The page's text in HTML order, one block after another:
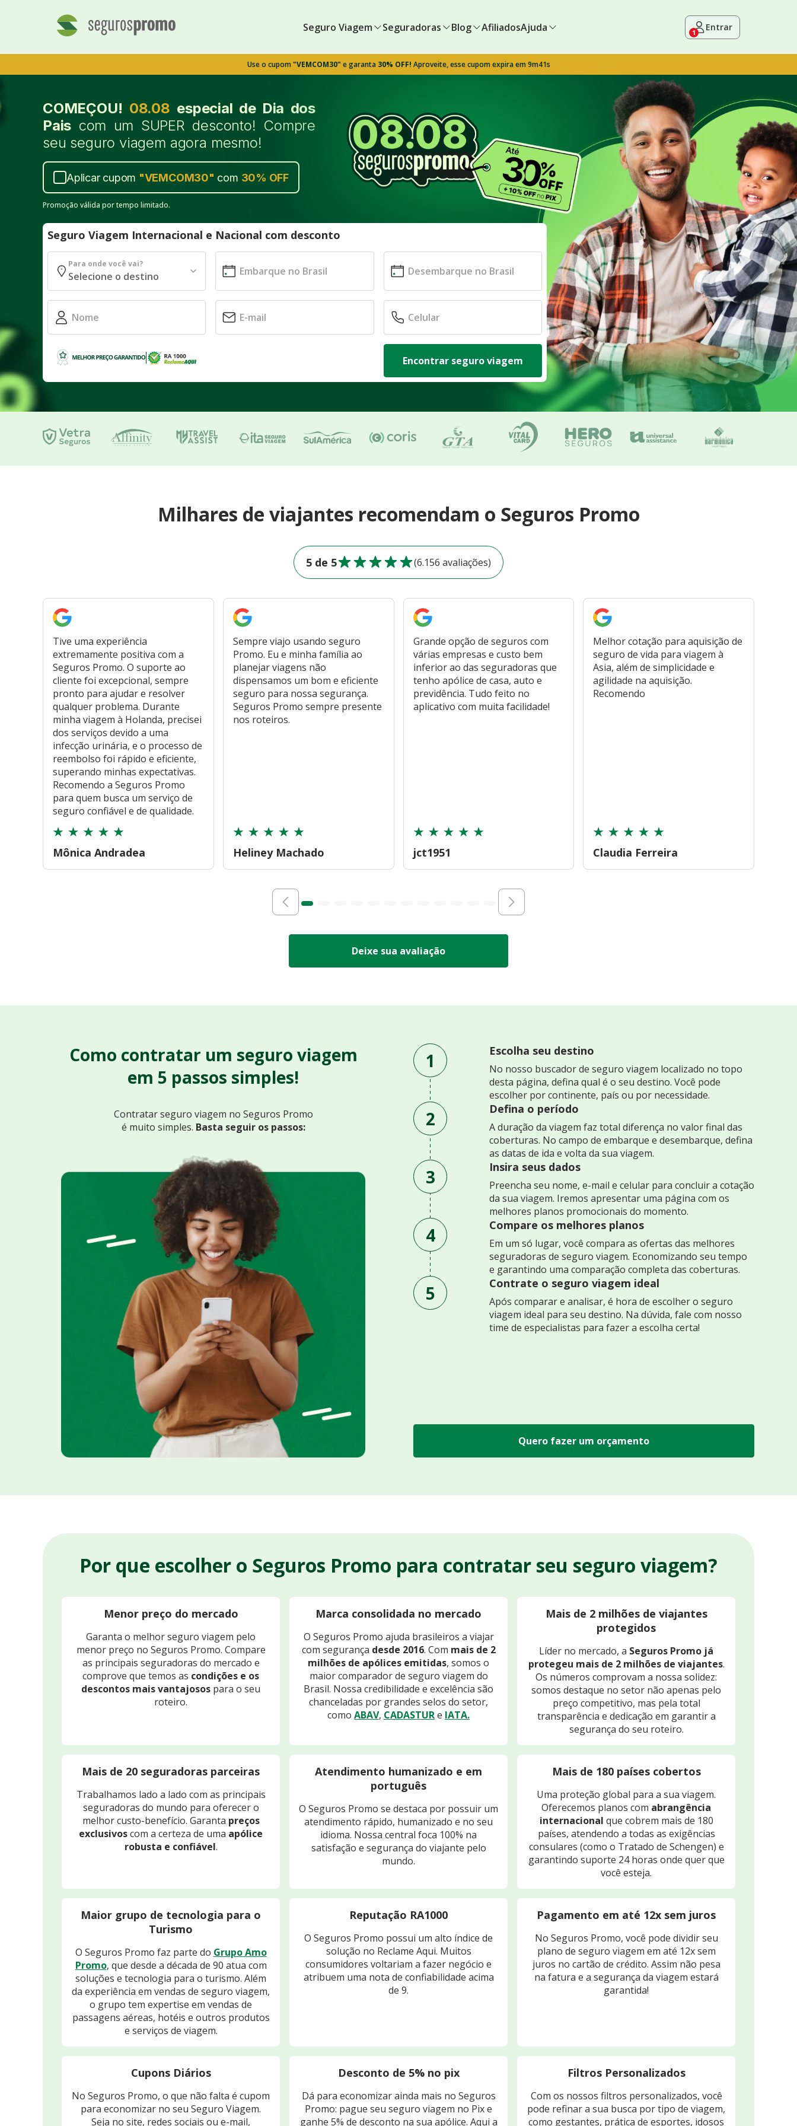
Seguro Viagem Seguradoras Blog AfiliadosAjuda 1 Entrar
Use o cupom"VEMCOM30" e garanta 30% OFF! Aproveite, esse cupom expira em 9m40s
COMEÇOU! 08.08 especial de Dia dos
Pais com um SUPER desconto! Compre
seu seguro viagem agora mesmo!
Aplicar cupom "VEMCOM30" com 30% OFF
Promoção válida por tempo limitado.
Seguro Viagem Internacional e Nacional com desconto
Para onde você vai?
Encontrar seguro viagem
Milhares de viajantes recomendam o Seguros Promo
5 de 5 (6.156 avaliações)
Tive uma experiência
extremamente positiva com a
Seguros Promo. O suporte ao
cliente foi excepcional, sempre
pronto para ajudar e resolver
qualquer problema. Durante
minha viagem à Holanda, precisei
dos serviços devido a uma
infecção urinária, e o processo de
reembolso foi rápido e eficiente,
superando minhas expectativas.
Recomendo a Seguros Promo
para quem busca um serviço de
seguro confiável e de qualidade.
Mônica Andradea
Sempre viajo usando seguro
Promo. Eu e minha família ao
planejar viagens não
dispensamos um bom e eficiente
seguro para nossa segurança.
Seguros Promo sempre presente
nos roteiros.
Heliney Machado
Grande opção de seguros com
várias empresas e custo bem
inferior ao das seguradoras que
tenho apólice de casa, auto e
previdência. Tudo feito no
aplicativo com muita facilidade!
jct1951
Melhor cotação para aquisição de
seguro de vida para viagem à
Asia, além de simplicidade e
agilidade na aquisição.
Recomendo
Claudia Ferreira
Deixe sua avaliação
Como contratar um seguro viagem
em 5 passos simples!
Contratar seguro viagem no Seguros Promo
é muito simples. Basta seguir os passos:
1 Escolha seu destino
No nosso buscador de seguro viagem localizado no topo
desta página, defina qual é o seu destino. Você pode
escolher por continente, país ou por necessidade.
2 Defina o período
A duração da viagem faz total diferença no valor final das
coberturas. No campo de embarque e desembarque, defina
as datas de ida e volta da sua viagem.
3 Insira seus dados
Preencha seu nome, e-mail e celular para concluir a cotação
da sua viagem. Iremos apresentar uma página com os
melhores planos promocionais do momento.
4 Compare os melhores planos
Em um só lugar, você compara as ofertas das melhores
seguradoras de seguro viagem. Economizando seu tempo
e garantindo uma comparação completa das coberturas.
5 Contrate o seguro viagem ideal
Após comparar e analisar, é hora de escolher o seguro
viagem ideal para seu destino. Na dúvida, fale com nosso
time de especialistas para fazer a escolha certa!
Quero fazer um orçamento
Por que escolher o Seguros Promo para contratar seu seguro viagem?
Menor preço do mercado
Garanta o melhor seguro viagem pelo
menor preço no Seguros Promo. Compare
as principais seguradoras do mercado e
comprove que temos as condições e os
descontos mais vantajosos para o seu
roteiro.
Marca consolidada no mercado
O Seguros Promo ajuda brasileiros a viajar
com segurança desde 2016. Com mais de 2
milhões de apólices emitidas, somos o
maior comparador de seguro viagem do
Brasil. Nossa credibilidade e excelência são
chanceladas por grandes selos do setor,
como ABAV, CADASTURe IATA.
Mais de 2 milhões de viajantes
protegidos
Líder no mercado, a Seguros Promo já
protegeu mais de 2 milhões de viajantes.
Os números comprovam a nossa solidez:
somos destaque no setor não apenas pelo
preço competitivo, mas pela total
transparência e dedicação em garantir a
segurança do seu roteiro.
Mais de 20 seguradoras parceiras
Trabalhamos lado a lado com as principais
seguradoras do mundo para oferecer o
melhor custo-benefício. Garanta preços
exclusivoscom a certeza de uma apólice
robusta e confiável.
Atendimento humanizado e em
português
O Seguros Promo se destaca por possuir um
atendimento rápido, humanizado e no seu
idioma. Nossa central foca 100% na
satisfação e segurança do viajante pelo
mundo.
Mais de 180 países cobertos
Uma proteção global para a sua viagem.
Oferecemos planos com abrangência
internacional que cobrem mais de 180
países, atendendo a todas as exigências
consulares (como o Tratado de Schengen) e
garantindo suporte 24 horas onde quer que
você esteja.
Maior grupo de tecnologia para o
Turismo
O Seguros Promo faz parte do Grupo Amo
Promo, que desde a década de 90 atua com
soluções e tecnologia para o turismo. Além
da experiência em vendas de seguro viagem,
o grupo tem expertise em vendas de
passagens aéreas, hotéis e outros produtos
e serviços de viagem.
Reputação RA1000
O Seguros Promo possui um alto índice de
solução no Reclame Aqui. Muitos
consumidores voltariam a fazer negócio e
atribuem uma nota de confiabilidade acima
de 9.
Pagamento em até 12x sem juros
No Seguros Promo, você pode dividir seu
plano de seguro viagem em até 12x sem
juros no cartão de crédito. Assim não pesa
na fatura e a segurança da viagem estará
garantida!
Cupons Diários
No Seguros Promo, o que não falta é cupom
para economizar no seu Seguro Viagem.
Seja no site, redes sociais ou e-mail,
Desconto de 5% no pix
Dá para economizar ainda mais no Seguros
Promo: pague seu seguro viagem no Pix e
ganhe 5% de desconto na sua apólice. Aqui a
Filtros Personalizados
Com os nossos filtros personalizados, você
pode refinar a sua busca por tipo de viagem,
como gestantes, prática de esportes, idosos